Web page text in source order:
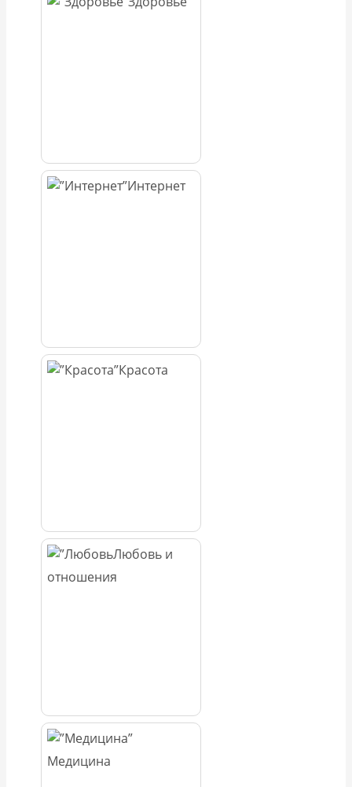
Интернет
Красота
Любовь и
отношения
Медицина